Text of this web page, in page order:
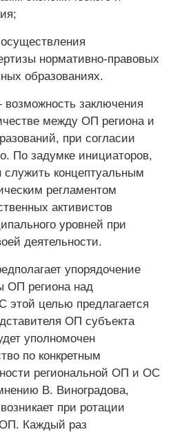
нормативно-правовых
образованиях.
заключения
между ОП региона и
при согласии
По задумке инициаторов,
служить концептуальным
регламентом
активистов
уровней при
деятельности.
упорядочение
ОП региона над
целью предлагается
ОП субъекта
уполномочен
по конкретным
региональной ОП и ОС
В. Виноградова,
при ротации
ОП. Каждый раз